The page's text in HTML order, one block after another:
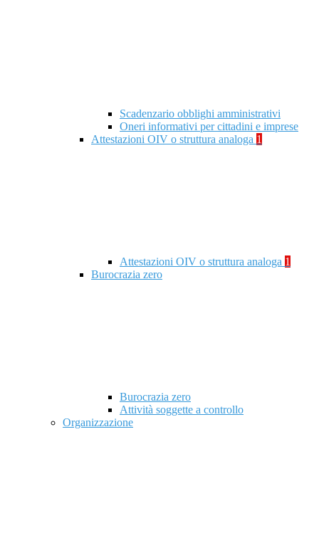
Scadenzario obblighi amministrativi
Oneri informativi per cittadini e imprese
Attestazioni OIV o struttura analoga 1
Attestazioni OIV o struttura analoga 1
Burocrazia zero
Burocrazia zero
Attività soggette a controllo
Organizzazione